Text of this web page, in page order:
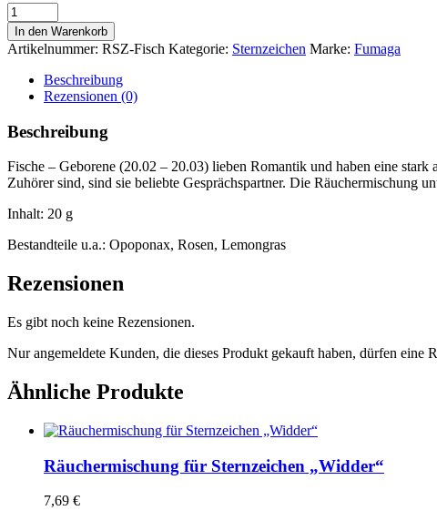
Räuchermischung
für
Sternzeichen
„Fische“
Menge
In den Warenkorb
Artikelnummer: RSZ-Fisch Kategorie: Sternzeichen Marke: Fumaga
Beschreibung
Rezensionen (0)
Beschreibung
Fische – Geborene (20.02 – 20.03) lieben Romantik und haben eine
Zuhörer sind, sind sie beliebte Gesprächspartner. Die Räuchermischung
Inhalt: 20 g
Bestandteile u.a.: Opoponax, Rosen, Lemongras
Rezensionen
Es gibt noch keine Rezensionen.
Nur angemeldete Kunden, die dieses Produkt gekauft haben, dürfen eine
Ähnliche Produkte
Räuchermischung für Sternzeichen „Widder“
7,69 €